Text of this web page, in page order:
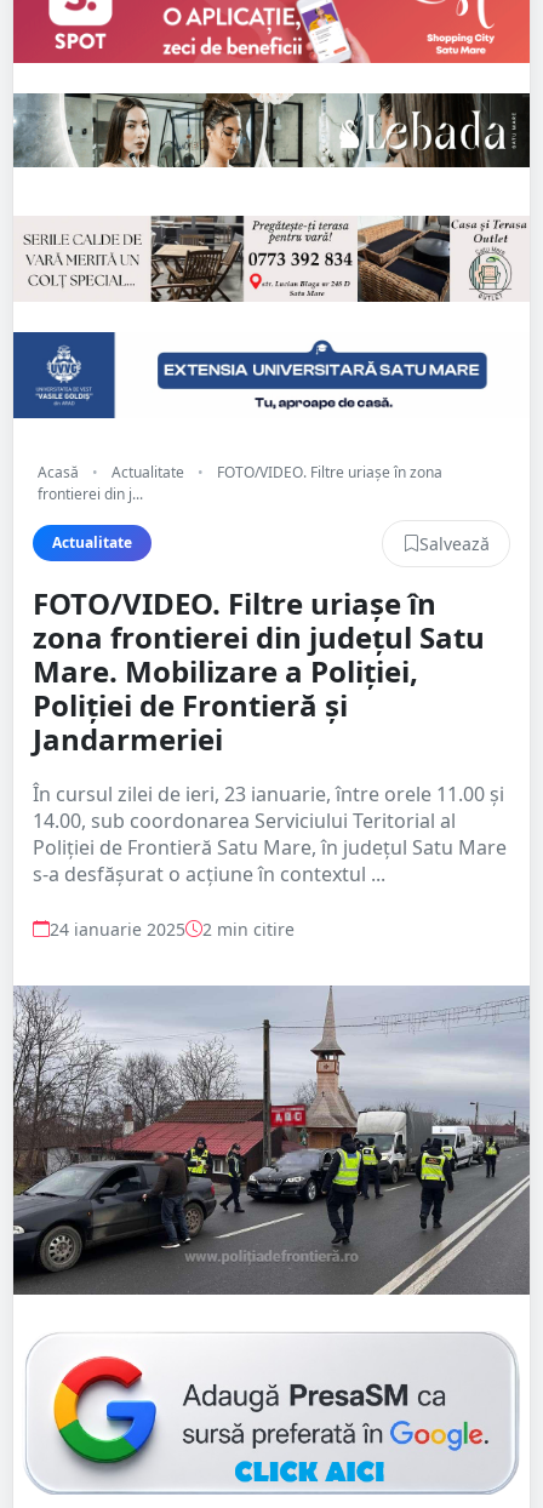
Acasă • Actualitate •
FOTO/VIDEO. Filtre uriașe în zona
frontierei din j...
Actualitate Salvează
FOTO/VIDEO. Filtre uriașe în
zona frontierei din județul Satu
Mare. Mobilizare a Poliției,
Poliției de Frontieră și
Jandarmeriei
În cursul zilei de ieri, 23 ianuarie, între orele 11.00 și
14.00, sub coordonarea Serviciului Teritorial al
Poliției de Frontieră Satu Mare, în județul Satu Mare
s-a desfășurat o acțiune în contextul ...
24 ianuarie 2025 2 min citire